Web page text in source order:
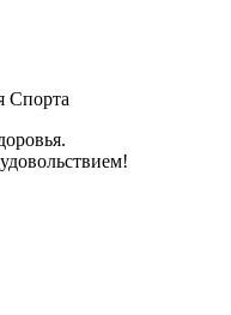
Спорта